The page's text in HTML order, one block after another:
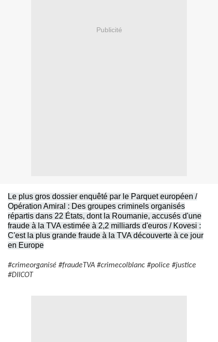
Publicité
Le plus gros dossier enquêté par le Parquet européen /
Opération Amiral : Des groupes criminels organisés
répartis dans 22 États, dont la Roumanie, accusés d'une
fraude à la TVA estimée à 2,2 milliards d'euros / Kovesi :
C'est la plus grande fraude à la TVA découverte à ce jour
en Europe
#crimeorganisé #fraudeTVA #crimecolblanc #police #justice
#DIICOT